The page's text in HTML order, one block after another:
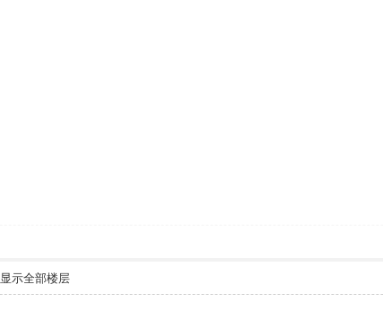
显示全部楼层